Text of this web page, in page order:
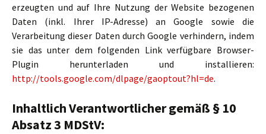
erzeugten und auf Ihre Nutzung der Website bezogenen
Daten (inkl. Ihrer IP-Adresse) an Google sowie die
Verarbeitung dieser Daten durch Google verhindern, indem
sie das unter dem folgenden Link verfügbare Browser-
Plugin herunterladen und installieren:
http://tools.google.com/dlpage/gaoptout?hl=de.
Inhaltlich Verantwortlicher gemäß § 10
Absatz 3 MDStV: